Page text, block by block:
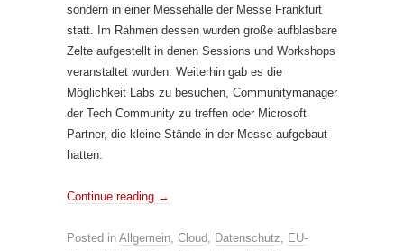
sondern in einer Messehalle der Messe Frankfurt
statt. Im Rahmen dessen wurden große aufblasbare
Zelte aufgestellt in denen Sessions und Workshops
veranstaltet wurden. Weiterhin gab es die
Möglichkeit Labs zu besuchen, Communitymanager
der Tech Community zu treffen oder Microsoft
Partner, die kleine Stände in der Messe aufgebaut
hatten.
Continue reading →
Posted in Allgemein, Cloud, Datenschutz, EU-